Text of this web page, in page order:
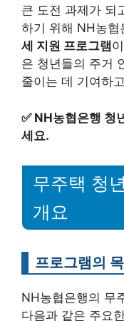
큰 도전 과제가 되
하기 위해 NH농협
세 지원 프로그램
은 청년들의 주거
줄이는 데 기여하
✅ NH농협은행 청
세요.
무주택 청
개요
프로그램의
NH농협은행의 무
다음과 같은 주요